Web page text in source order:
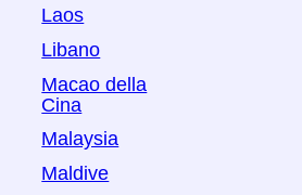
Laos
Libano
Macao della
Cina
Malaysia
Maldive